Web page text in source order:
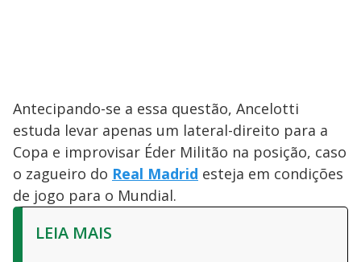
Antecipando-se a essa questão, Ancelotti
estuda levar apenas um lateral-direito para a
Copa e improvisar Éder Militão na posição, caso
o zagueiro do Real Madrid esteja em condições
de jogo para o Mundial.
LEIA MAIS